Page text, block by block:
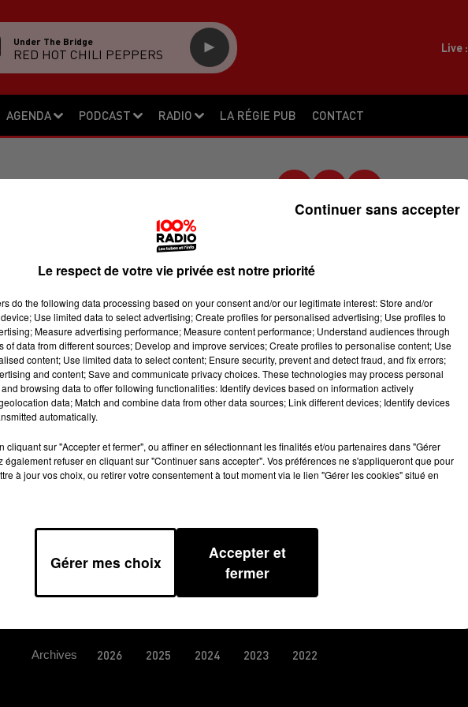
AGENDA PODCAST RADIO LA RÉGIE PUB CONTACT
Live :
Under The Bridge
RED HOT CHILI PEPPERS
STUPÉFIANTS
mardi à Moissac et Valence
trentenaires, ils sont soupçonnés
Une enquête menée par la brigade
dealers présumés seraient, selon
de cannabis et d’héroïne. Les
seront jugés en comparution
Archives 2026 2025 2024 2023 2022
Le respect de votre vie privée est notre priorité
do the following data processing based on your consent and/or our legitimate interest: Store and/or
Use limited data to select advertising; Create profiles for personalised advertising; Use profiles to
Measure advertising performance; Measure content performance; Understand audiences through
of data from different sources; Develop and improve services; Create profiles to personalise content; Use
content; Use limited data to select content; Ensure security, prevent and detect fraud, and fix errors;
and content; Save and communicate privacy choices. These technologies may process personal
browsing data to offer following functionalities: Identify devices based on information actively
data; Match and combine data from other data sources; Link different devices; Identify devices
automatically.
cliquant sur "Accepter et fermer", ou affiner en sélectionnant les finalités et/ou partenaires dans "Gérer
également refuser en cliquant sur "Continuer sans accepter". Vos préférences ne s'appliqueront que pour
à jour vos choix, ou retirer votre consentement à tout moment via le lien "Gérer les cookies" situé en
Gérer mes choix
Accepter et
fermer
Continuer sans accepter